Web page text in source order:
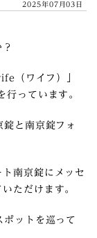
2025年07月03日
（ワイフ）」
行っています。
錠と南京錠フォ
南京錠にメッセ
ただけます。
ットを巡って